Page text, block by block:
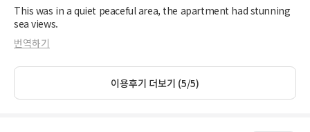
This was in a quiet peaceful area, the apartment had stunning
sea views.
번역하기
이용후기 더보기 (5/5)